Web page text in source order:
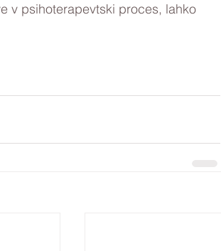
v psihoterapevtski proces, lahko